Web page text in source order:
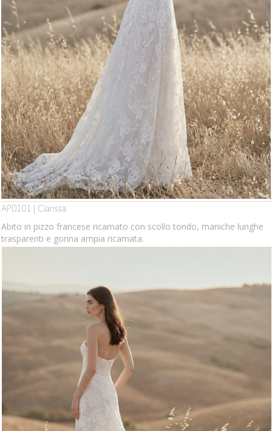
AP0101 | Clarissa
Abito in pizzo francese ricamato con scollo tondo, maniche lunghe
trasparenti e gonna ampia ricamata.